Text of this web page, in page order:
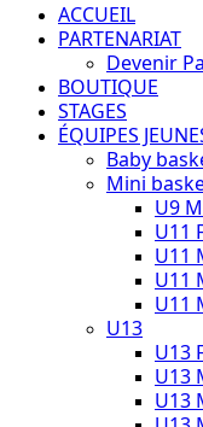
ACCUEIL
PARTENARIAT
Devenir
BOUTIQUE
STAGES
ÉQUIPES
Baby
Mini
U9
U11
U11
U11
U11
U13
U13
U13
U13